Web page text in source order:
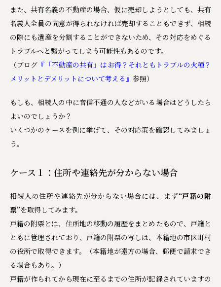
また、共有名義の不動産の場合、仮に売却しようとしても、共有
名義人全員の同意が得られなければ売却することもできず、相続
の際にも遺産を分割することができないため、その対応をめぐる
トラブルへと繋がってしまう可能性もあるのです。
（ブログ 『「不動産の共有」はお得？それともトラブルの火種？
メリットとデメリットについて考える』 参照）
もしも、相続人の中に音信不通の人などがいる場合はどうしたら
よいのでしょうか？
いくつかのケースを例に挙げて、その対応策を確認してみましょ
う。
ケース１：住所や連絡先が分からない場合
相続人の住所や連絡先が分からない場合には、まず“戸籍の附
票”を取得してみます。
戸籍の附票とは、住所地の移動の履歴をまとめたもので、戸籍と
ともに管理されており、戸籍の附票の写しは、本籍地の市区町村
の役所で取得できます。（本籍地が遠方の場合、郵便で請求でき
る場合もあり。）
戸籍が作られてから現在に至るまでの住所が記録されていますの